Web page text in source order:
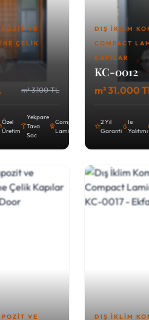
VE
ÇELIK
m² 3.100 TL
Özel
Üretim
Yekpare
Tava
Sac
Compact
Lamine
DIŞ İKLIM
COMPACT
KAPILAR
KC-0012
m² 31.000
2 Yıl
Garanti
Isı
Yalıtımı
VE DIŞ İKLIM